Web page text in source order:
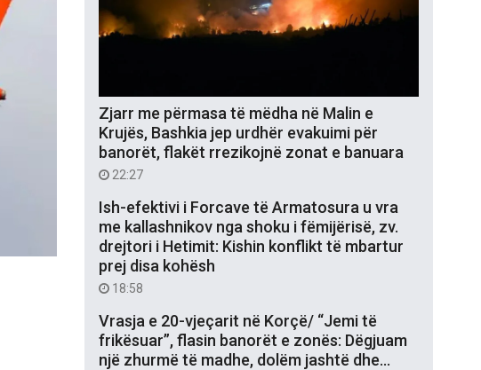
Zjarr me përmasa të mëdha në Malin e
Krujës, Bashkia jep urdhër evakuimi për
banorët, flakët rrezikojnë zonat e banuara
22:27
Ish-efektivi i Forcave të Armatosura u vra
me kallashnikov nga shoku i fëmijërisë, zv.
drejtori i Hetimit: Kishin konflikt të mbartur
prej disa kohësh
18:58
Vrasja e 20-vjeçarit në Korçë/ “Jemi të
frikësuar”, flasin banorët e zonës: Dëgjuam
një zhurmë të madhe, dolëm jashtë dhe…